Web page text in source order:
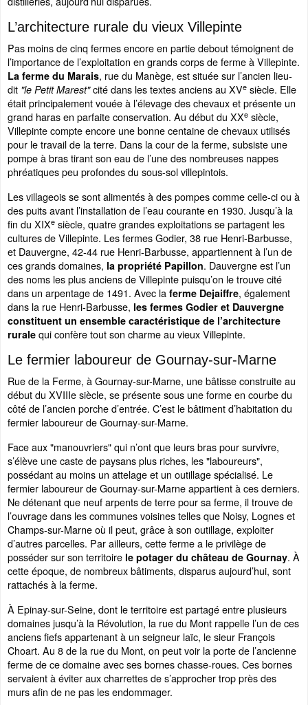
L’architecture rurale du vieux Villepinte
Pas moins de cinq fermes encore en partie debout témoignent de
l’importance de l’exploitation en grands corps de ferme à Villepinte.
La ferme du Marais, rue du Manège, est située sur l’ancien lieu-
dit "le Petit Marest"cité dans les textes anciens au XVe siècle. Elle
était principalement vouée à l’élevage des chevaux et présente un
grand haras en parfaite conservation. Au début du XXe siècle,
Villepinte compte encore une bonne centaine de chevaux utilisés
pour le travail de la terre. Dans la cour de la ferme, subsiste une
pompe à bras tirant son eau de l’une des nombreuses nappes
phréatiques peu profondes du sous-sol villepintois.
Les villageois se sont alimentés à des pompes comme celle-ci ou à
des puits avant l’installation de l’eau courante en 1930. Jusqu’à la
fin du XIXe siècle, quatre grandes exploitations se partagent les
cultures de Villepinte. Les fermes Godier, 38 rue Henri-Barbusse,
et Dauvergne, 42-44 rue Henri-Barbusse, appartiennent à l’un de
ces grands domaines, la propriété Papillon. Dauvergne est l’un
des noms les plus anciens de Villepinte puisqu’on le trouve cité
dans un arpentage de 1491. Avec la ferme Dejaiffre, également
dans la rue Henri-Barbusse, les fermes Godier et Dauvergne
constituent un ensemble caractéristique de l’architecture
rurale qui confère tout son charme au vieux Villepinte.
Le fermier laboureur de Gournay-sur-Marne
Rue de la Ferme, à Gournay-sur-Marne, une bâtisse construite au
début du XVIIIe siècle, se présente sous une forme en courbe du
côté de l’ancien porche d’entrée. C’est le bâtiment d’habitation du
fermier laboureur de Gournay-sur-Marne.
Face aux "manouvriers" qui n’ont que leurs bras pour survivre,
s’élève une caste de paysans plus riches, les "laboureurs",
possédant au moins un attelage et un outillage spécialisé. Le
fermier laboureur de Gournay-sur-Marne appartient à ces derniers.
Ne détenant que neuf arpents de terre pour sa ferme, il trouve de
l’ouvrage dans les communes voisines telles que Noisy, Lognes et
Champs-sur-Marne où il peut, grâce à son outillage, exploiter
d’autres parcelles. Par ailleurs, cette ferme a le privilège de
posséder sur son territoire le potager du château de Gournay. À
cette époque, de nombreux bâtiments, disparus aujourd’hui, sont
rattachés à la ferme.
À Epinay-sur-Seine, dont le territoire est partagé entre plusieurs
domaines jusqu’à la Révolution, la rue du Mont rappelle l’un de ces
anciens fiefs appartenant à un seigneur laïc, le sieur François
Choart. Au 8 de la rue du Mont, on peut voir la porte de l’ancienne
ferme de ce domaine avec ses bornes chasse-roues. Ces bornes
servaient à éviter aux charrettes de s’approcher trop près des
murs afin de ne pas les endommager.